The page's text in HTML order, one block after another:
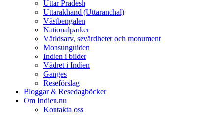
Uttar Pradesh
Uttarakhand (Uttaranchal)
Västbengalen
Nationalparker
Världsarv, sevärdheter och monument
Monsunguiden
Indien i bilder
Vädret i Indien
Ganges
Reseförslag
Bloggar & Resedagböcker
Om Indien.nu
Kontakta oss